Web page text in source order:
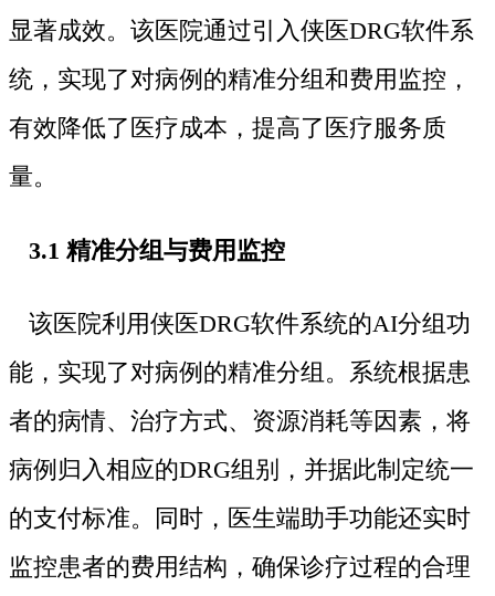
显著成效。该医院通过引入侠医DRG软件系
统，实现了对病例的精准分组和费用监控，
有效降低了医疗成本，提高了医疗服务质
量。
3.1 精准分组与费用监控
该医院利用侠医DRG软件系统的AI分组功
能，实现了对病例的精准分组。系统根据患
者的病情、治疗方式、资源消耗等因素，将
病例归入相应的DRG组别，并据此制定统一
的支付标准。同时，医生端助手功能还实时
监控患者的费用结构，确保诊疗过程的合理